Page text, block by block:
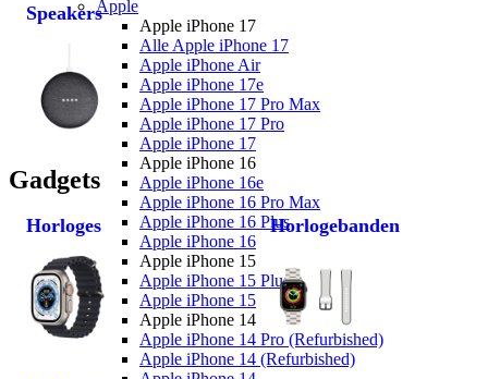
Apple
Apple iPhone 17
Alle Apple iPhone 17
Apple iPhone Air
Apple iPhone 17e
Apple iPhone 17 Pro Max
Apple iPhone 17 Pro
Apple iPhone 17
Apple iPhone 16
Apple iPhone 16e
Apple iPhone 16 Pro Max
Apple iPhone 16 Plus
Apple iPhone 16
Apple iPhone 15
Apple iPhone 15 Plus
Apple iPhone 15
Apple iPhone 14
Apple iPhone 14 Pro (Refurbished)
Apple iPhone 14 (Refurbished)
Speakers
Gadgets
Horloges Horlogebanden